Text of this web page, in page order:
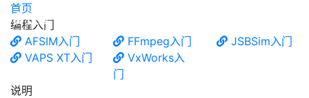
食铁兽
首页
编程入门
AFSIM入门
FFmpeg入门
JSBSim入门
VAPS XT入门
VxWorks入
门
说明